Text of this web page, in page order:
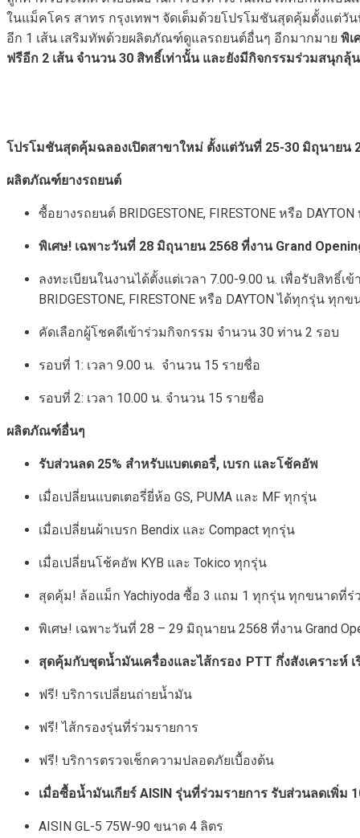
ในแม็คโคร สาทร กรุงเทพฯ จัดเต็มด้วยโปรโมชันสุดคุ้มตั้งแต่วัน
อีก 1 เส้น เสริมทัพด้วยผลิตภัณฑ์ดูแลรถยนต์อื่นๆ อีกมากมาย พิเ
ฟรีอีก 2 เส้น จำนวน 30 สิทธิ์เท่านั้น และยังมีกิจกรรมร่วมสนุกลุ้
โปรโมชันสุดคุ้มฉลองเปิดสาขาใหม่ ตั้งแต่วันที่ 25-30 มิถุนายน
ผลิตภัณฑ์ยางรถยนต์
ซื้อยางรถยนต์ BRIDGESTONE, FIRESTONE หรือ
พิเศษ! เฉพาะวันที่ 28 มิถุนายน 2568 ที่งานGrand
ลงทะเบียนในงานได้ตั้งแต่เวลา 7.00-9.00 น. เพื่อรับสิทธิ์
BRIDGESTONE, FIRESTONE หรือ DAYTON ได้ทุกรุ่น ทุ
คัดเลือกผู้โชคดีเข้าร่วมกิจกรรม จำนวน 30 ท่าน 2 รอบ
รอบที่ 1: เวลา 9.00 น. จำนวน 15 รายชื่อ
รอบที่ 2: เวลา 10.00 น. จำนวน 15 รายชื่อ
ผลิตภัณฑ์อื่นๆ
รับส่วนลด 25% สำหรับแบตเตอรี่, เบรก และโช้คอัพ
เมื่อเปลี่ยนแบตเตอรี่ยี่ห้อ GS, PUMA และ MF ทุกรุ่น
เมื่อเปลี่ยนผ้าเบรก Bendix และ Compact ทุกรุ่น
เมื่อเปลี่ยนโช้คอัพ KYB และ Tokico ทุกรุ่น
สุดคุ้ม! ล้อแม็ก Yachiyoda ซื้อ 3 แถม 1 ทุกรุ่น ทุกขนาดที่ร่
พิเศษ! เฉพาะวันที่ 28 – 29 มิถุนายน 2568 ที่งาน Grand
สุดคุ้มกับชุดน้ำมันเครื่องและไส้กรอง PTT กึ่งสังเคราะห์
ฟรี! บริการเปลี่ยนถ่ายน้ำมัน
ฟรี! ไส้กรองรุ่นที่ร่วมรายการ
ฟรี! บริการตรวจเช็กความปลอดภัยเบื้องต้น
เมื่อซื้อน้ำมันเกียร์ AISIN รุ่นที่ร่วมรายการ รับส่วนลดเพิ่ม
AISIN GL-5 75W-90 ขนาด 4 ลิตร